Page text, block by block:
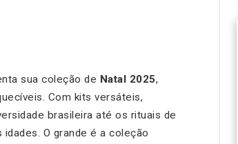
sua coleção de Natal 2025,
Com kits versáteis,
brasileira até os rituais de
O grande é a coleção